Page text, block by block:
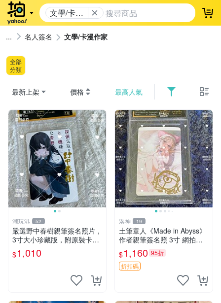
文學/卡漫
作家
登
名人簽名 文學/卡漫作家
全部
分類
最新上架 價格 最高人氣
潮玩港 52
嚴選野中春樹親筆簽名照片，
3寸大小珍藏版，附原裝卡
磚。青春探偵迷必收！ 青春
時代、探案主題 現場簽名照
$1,010
洛神 19
土筆章人《Made in Abyss》
作者親筆簽名照 3寸 網拍美
照 收藏佳品 周邊紀念 土筆章
人 Made in Abyss 規定照 簽
名收藏周邊 土
$1,160 95折
折扣碼